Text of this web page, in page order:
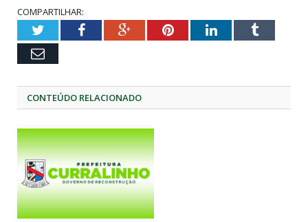
COMPARTILHAR:
TwitterFacebookGoogle+PinterestLinkedInTumblr
Email
CONTEÚDO RELACIONADO